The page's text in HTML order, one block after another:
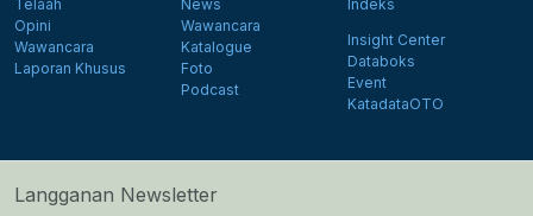
Telaah
Opini
Wawancara
Laporan Khusus
News
Wawancara
Katalogue
Foto
Podcast
Indeks
Insight Center
Databoks
Event
KatadataOTO
Langganan Newsletter